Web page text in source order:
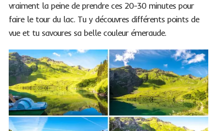
vraiment la peine de prendre ces 20-30 minutes pour
faire le tour du lac. Tu y découvres différents points de
vue et tu savoures sa belle couleur émeraude.